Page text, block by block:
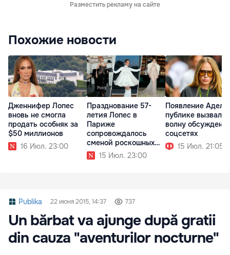
Разместить рекламу на сайте
Похожие новости
Дженнифер Лопес
вновь не смогла
продать особняк за
$50 миллионов
16 Июл. 23:00
Празднование 57-
летия Лопес в
Париже
сопровождалось
сменой роскошных
образов
15 Июл. 23:00
Появление Адель
публике вызвало
волну
соцсетях
15 Июл. 21:05
Publika 22 июня 2015, 14:37 737
Un bărbat va ajunge după gratii
din cauza "aventurilor nocturne"